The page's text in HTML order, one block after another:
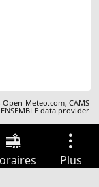
Open-Meteo.com,CAMS
ENSEMBLE data provider
Plus